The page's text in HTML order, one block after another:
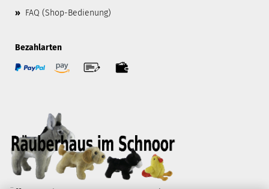
» FAQ (Shop-Bedienung)
Bezahlarten